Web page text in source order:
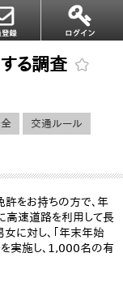
る調査
交通ルール
をお持ちの方で、年
速道路を利用して長
に対し、「年末年始
を実施し、1,000名の有